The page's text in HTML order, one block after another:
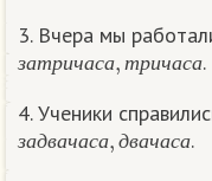
3. Вчера мы
з а т р и ч а с а тр и часа
за трича са,т ричаса .
4. Ученики
з а д в а ч а с а два часа
за двачаса ,двачаса
.